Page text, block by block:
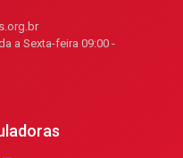
a Sexta-feira 09:00 -